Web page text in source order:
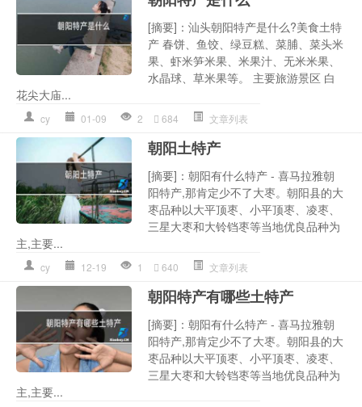
[摘要]：汕头朝阳特产是什么?美食土特
产 春饼、鱼饺、绿豆糕、菜脯、菜头米
果、虾米笋米果、米果汁、无米米果、
水晶球、草米果等。 主要旅游景区 白
花尖大庙...
cy 01-09 2 684 文章列表
朝阳土特产
[摘要]：朝阳有什么特产 - 喜马拉雅朝
阳特产,那肯定少不了大枣。朝阳县的大
枣品种以大平顶枣、小平顶枣、凌枣、
三星大枣和大铃铛枣等当地优良品种为
主,主要...
cy 12-19 1 640 文章列表
朝阳特产有哪些土特产
[摘要]：朝阳有什么特产 - 喜马拉雅朝
阳特产,那肯定少不了大枣。朝阳县的大
枣品种以大平顶枣、小平顶枣、凌枣、
三星大枣和大铃铛枣等当地优良品种为
主,主要...